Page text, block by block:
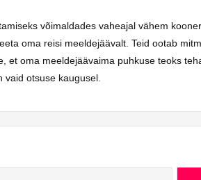
võimaldades vaheajal vähem
oma reisi meeldejäävalt. Teid ootab
et oma meeldejäävaima puhkuse teoks
otsuse kaugusel.